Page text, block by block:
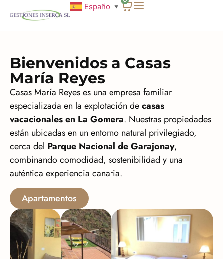
Español ▼
Bienvenidos a Casas
María Reyes
Casas María Reyes es una empresa familiar
especializada en la explotación decasas
vacacionales en La Gomera. Nuestras propiedades
están ubicadas en un entorno natural privilegiado,
cerca del Parque Nacional de Garajonay,
combinando comodidad, sostenibilidad y una
auténtica experiencia canaria.
Apartamentos